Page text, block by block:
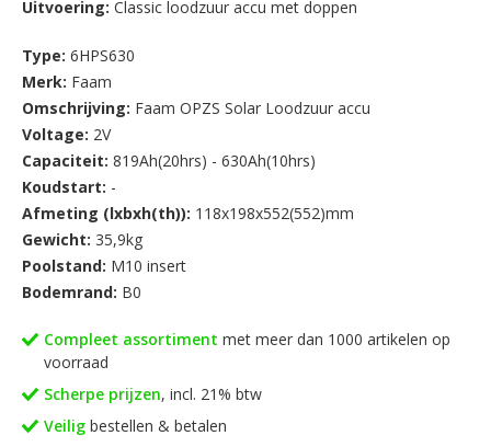
Uitvoering: Classic loodzuur accu met doppen
Type: 6HPS630
Merk: Faam
Omschrijving: Faam OPZS Solar Loodzuur accu
Voltage: 2V
Capaciteit: 819Ah(20hrs) - 630Ah(10hrs)
Koudstart: -
Afmeting (lxbxh(th)): 118x198x552(552)mm
Gewicht: 35,9kg
Poolstand: M10 insert
Bodemrand: B0
Compleet assortiment met meer dan 1000 artikelen op
voorraad
Scherpe prijzen, incl. 21% btw
Veilig bestellen & betalen